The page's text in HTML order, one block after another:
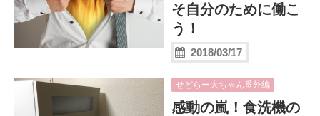
そ自分のために働こ
う！
2018/03/17
せどらー大ちゃん番外編
感動の嵐！食洗機の